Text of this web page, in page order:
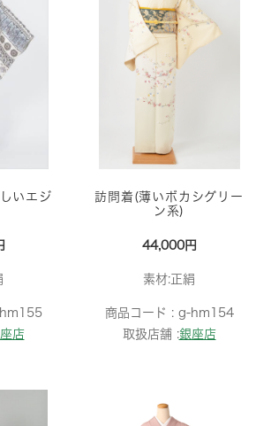
いエジ
店
訪問着(薄いボカシグリー
ン系)
44,000円
素材:正絹
商品コード : g-hm154
取扱店舗 :銀座店